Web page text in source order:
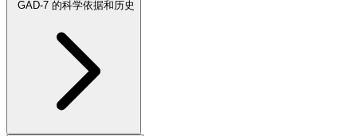
GAD-7 的科学依据和历史